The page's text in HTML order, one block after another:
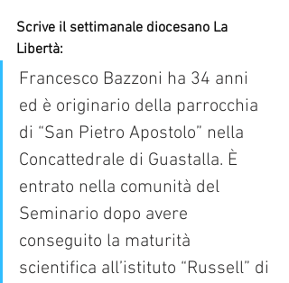
Scrive il settimanale diocesano La
Libertà:
Francesco Bazzoni ha 34 anni
ed è originario della parrocchia
di “San Pietro Apostolo” nella
Concattedrale di Guastalla. È
entrato nella comunità del
Seminario dopo avere
conseguito la maturità
scientifica all’istituto “Russell” di